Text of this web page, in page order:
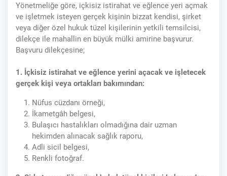
Yönetmeliğe göre, içkisiz istirahat ve eğlence yeri açmak
ve işletmek isteyen gerçek kişinin bizzat kendisi, şirket
veya diğer özel hukuk tüzel kişilerinin yetkili temsilcisi,
dilekçe ile mahallin en büyük mülki amirine başvurur.
Başvuru dilekçesine;
1. İçkisiz istirahat ve eğlence yerini açacak ve işletecek
gerçek kişi veya ortakları bakımından:
Nüfus cüzdanı örneği,
İkametgâh belgesi,
Bulaşıcı hastalıkları olmadığına dair uzman
hekimden alınacak sağlık raporu,
Adli sicil belgesi,
Renkli fotoğraf.